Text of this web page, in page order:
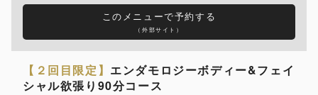
このメニューで予約する
（外部サイト）
【２回目限定】 エンダモロジーボディー&フェイ
シャル欲張り90分コース